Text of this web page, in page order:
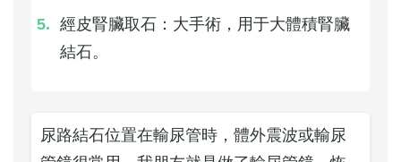
經皮腎臟取石：大手術，用于大體積腎臟
結石。
尿路結石位置在輸尿管時，體外震波或輸尿